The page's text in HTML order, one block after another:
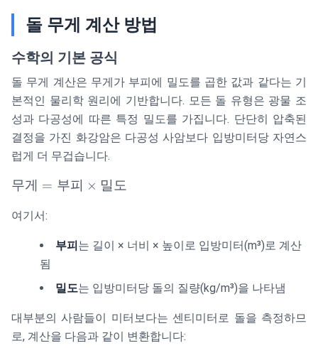
돌 무게 계산 방법
수학의 기본 공식
돌 무게 계산은 무게가 부피에 밀도를 곱한 값과 같다는 기
본적인 물리학 원리에 기반합니다. 모든 돌 유형은 광물 조
성과 다공성에 따른 특정 밀도를 가집니다. 단단히 압축된
결정을 가진 화강암은 다공성 사암보다 입방미터당 자연스
럽게 더 무겁습니다.
\text{무
\text{부
\times
\text{밀
무게 = 부피 × 밀도
여기서:
부피는 길이 × 너비 × 높이로 입방미터(m³)로 계산
됨
밀도는 입방미터당 돌의 질량(kg/m³)을 나타냄
대부분의 사람들이 미터보다는 센티미터로 돌을 측정하므
로, 계산을 다음과 같이 변환합니다: